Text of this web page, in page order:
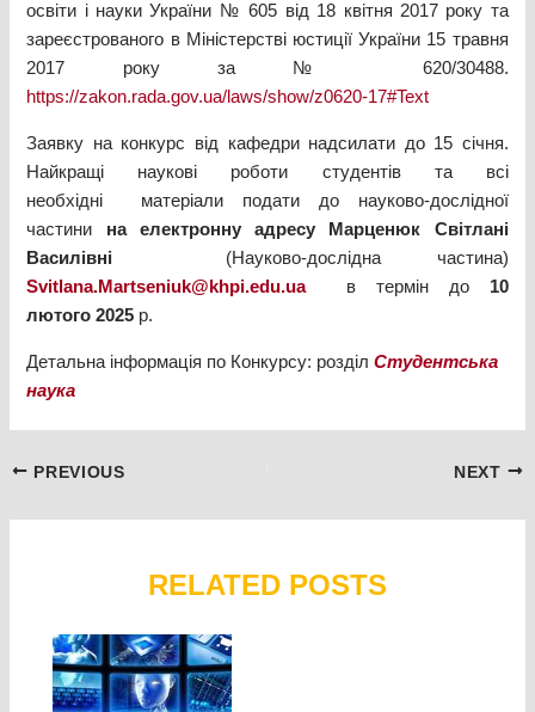
освіти і науки України № 605 від 18 квітня 2017 року та
зареєстрованого в Міністерстві юстиції України 15 травня
2017 року за № 620/30488.
https://zakon.rada.gov.ua/laws/show/z0620-17#Text
Заявку на конкурс від кафедри надсилати до 15 січня.
Найкращі наукові роботи студентів та всі
необхідні матеріали подати до науково-дослідної
частини на електронну адресу
Марценюк Світлані
Василівні (Науково-дослідна частина)
Svitlana.Martseniuk@khpi.edu.ua
в термін до 10
лютого 2025 р.
Детальна інформація по Конкурсу: розділСтудентська
наука
PostPREVIOUS NEXT
RELATED POSTS